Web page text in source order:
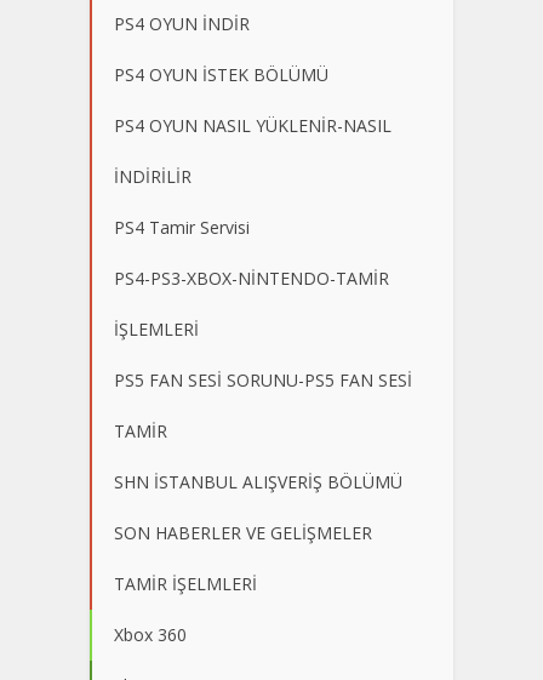
PS4 OYUN İNDİR
PS4 OYUN İSTEK BÖLÜMÜ
PS4 OYUN NASIL YÜKLENİR-NASIL
İNDİRİLİR
PS4 Tamir Servisi
PS4-PS3-XBOX-NİNTENDO-TAMİR
İŞLEMLERİ
PS5 FAN SESİ SORUNU-PS5 FAN SESİ
TAMİR
SHN İSTANBUL ALIŞVERİŞ BÖLÜMÜ
SON HABERLER VE GELİŞMELER
TAMİR İŞELMLERİ
Xbox 360